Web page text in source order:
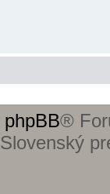
phpBB®
Slovenský